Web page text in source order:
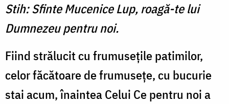
Stih: Sfinte Mucenice Lup, roagă-te lui
Dumnezeu pentru noi.
Fiind strălucit cu frumuseţile patimilor,
celor făcătoare de frumuseţe, cu bucurie
stai acum, înaintea Celui Ce pentru noi a